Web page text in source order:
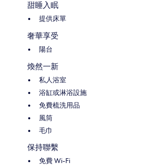
甜睡入眠
提供床單
奢華享受
陽台
煥然一新
私人浴室
浴缸或淋浴設施
免費梳洗用品
風筒
毛巾
保持聯繫
免費 Wi-Fi